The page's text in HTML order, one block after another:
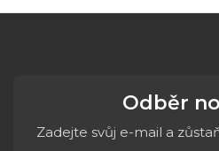
Odběr
Zadejte svůj e-mail a